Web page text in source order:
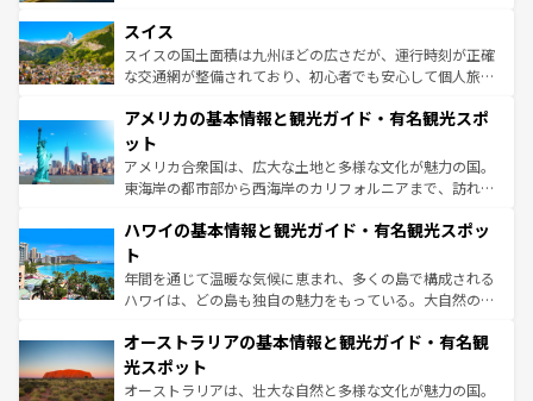
を参照してほしい。
は、お酒好きな人にはぜひ体験してほしい。 なお、新着の
ドイツ情報はコンテンツ一覧を参照してほしい。
リアごとに異なる魅力がある。また、優雅なアフタヌーン
ティー、ビール好きにはたまらない英国パブ、サッカー観
戦など、本場だからこそできる体験も豊富。イギリスを旅
ンツ一覧を参照してほしい。
スイス
スイスの国土面積は九州ほどの広さだが、運行時刻が正確
な交通網が整備されており、初心者でも安心して個人旅行
の建物がそのまま残る町や、スイスならではのユニークな
博物館もあり、アルプス観光だけでなく町歩きも満喫する
ことができる。国民の所得が高いため物価も高いが、旅行
者向けの交通パス提供のサービスもあり、うまく活用すれ
着のスイス情報はコンテンツ一覧を参照してほしい。
アメリカの基本情報と観光ガイド・有名観光スポ
ット
アメリカ合衆国は、広大な土地と多様な文化が魅力の国。
東海岸の都市部から西海岸のカリフォルニアまで、訪れる
のような巨大都市は、観光、ショッピング、エンターテイ
ンメントが詰まった刺激的なスポットだ。一方、アメリカ
西部には大自然が広がり、グランドキャニオンやイエロー
ストーン国立公園といった絶景が堪能できる。さらに、南
文化が魅力。旅行者はアメリカの各地域で異なる魅力を楽
しみながら、その多様性と豊かな歴史を感じることができ
るだろう。車でのロードトリップや列車の旅も、アメリカ
ハワイの基本情報と観光ガイド・有名観光スポッ
ト
年間を通じて温暖な気候に恵まれ、多くの島で構成される
ハワイは、どの島も独自の魅力をもっている。大自然の神
ワイ島は見逃せない。また、定番の観光地といえばオアフ
島だが、静かな自然を求めるならマウイ島やカウアイ島が
おすすめ。エメラルドグリーンに輝く海をはじめ、豊かな
オーストラリアの基本情報と観光ガイド・有名観
光スポット
オーストラリアは、壮大な自然と多様な文化が魅力の国。